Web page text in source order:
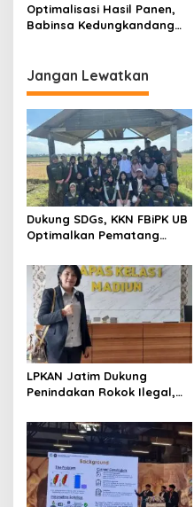
Optimalisasi Hasil Panen,
Babinsa Kedungkandang
Kelurahan Buring
Jangan Lewatkan
Dukung SDGs, KKN FBiPK UB
Optimalkan Pematang
Plasma Nutfah
LPKAN Jatim Dukung
Penindakan Rokok Ilegal,
Jangan Korbankan Petani